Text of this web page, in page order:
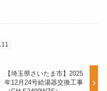
【埼玉県さいたま市】2025
年12月24号給湯器交換工事